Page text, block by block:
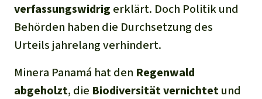
verfassungswidrig erklärt. Doch Politik und
Behörden haben die Durchsetzung des
Urteils jahrelang verhindert.
Minera Panamá hat den Regenwald
abgeholzt, die Biodiversität vernichtetund